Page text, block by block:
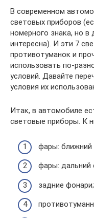
В современном
световых приборов
номерного знака, но в
интересна). И эти 7
противотуманок и
использовать по-
условий. Давайте
условия их
Итак, в автомобиле
световые приборы. К
фары: ближний
фары: дальний
задние фонари;